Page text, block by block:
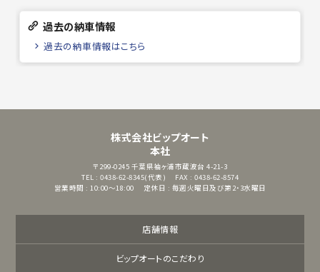
過去の納車情報
過去の納車情報はこちら
株式会社ビップオート
本社
〒299-0245 千葉県袖ヶ浦市蔵波台 4-21-3
TEL : 0438-62-8345(代表)
FAX : 0438-62-8574
営業時間 : 10:00～18:00
定休日 : 毎週火曜日及び第2・3水曜日
店舗情報
ビップオートのこだわり